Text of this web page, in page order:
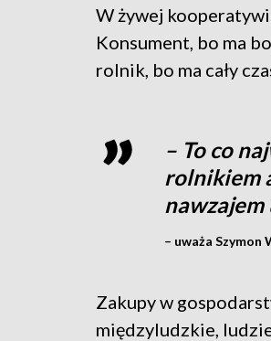
W żywej
Konsument, bo ma
rolnik, bo ma cały
– To co
rolnikiem
nawzajem
– uważa Szymon
Zakupy w
międzyludzkie,